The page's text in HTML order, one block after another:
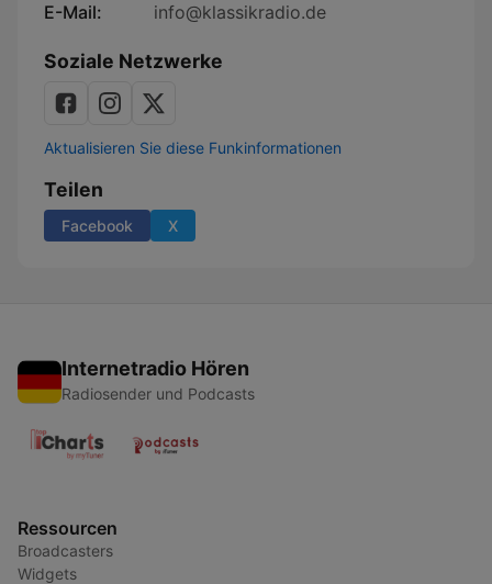
E-Mail:
info@klassikradio.de
Soziale Netzwerke
Aktualisieren Sie diese Funkinformationen
Teilen
Facebook X
Internetradio Hören
Radiosender und Podcasts
Ressourcen
Broadcasters
Widgets